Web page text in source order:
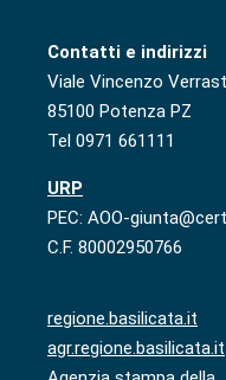
Contatti e indirizzi
Viale Vincenzo
85100 Potenza PZ
Tel 0971 661111
URP
PEC: AOO-
C.F. 80002950766
regione.basilicata.it
agr.regione.basilicata.it